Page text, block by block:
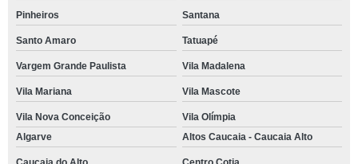
treinamento mastermind marcar Vila Mariana
treinamento e desenvolvimento empresarial marcar Residencial Dez
treinamento empresarial emocional agendar Miguel Mirizola
empresa de treinamento de comunicação empresarial Residencial Três
treinamento emocional empresarial marcar São Joaquim
treinamento emocional para colaborador marcar Parque Turiguara
Pinheiros Santana
Santo Amaro Tatuapé
Vargem Grande Paulista Vila Madalena
Vila Mariana Vila Mascote
Vila Nova Conceição
Vila Olímpia
Algarve
Altos Caucaia - Caucaia Alto